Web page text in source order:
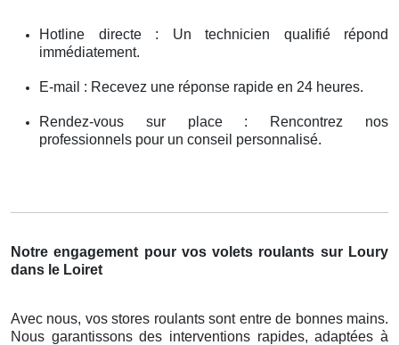
Hotline directe : Un technicien qualifié répond
immédiatement.
E-mail : Recevez une réponse rapide en 24 heures.
Rendez-vous sur place : Rencontrez nos
professionnels pour un conseil personnalisé.
Notre engagement pour vos volets roulants sur Loury
dans le Loiret
Avec nous, vos stores roulants sont entre de bonnes mains.
Nous garantissons des interventions rapides, adaptées à